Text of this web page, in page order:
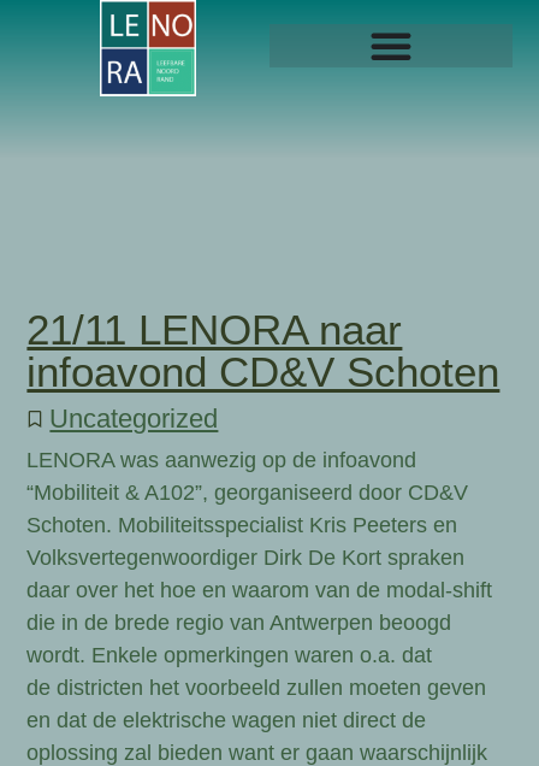
21/11 LENORA naar
infoavond CD&V Schoten
Uncategorized
LENORA was aanwezig op de infoavond
“Mobiliteit & A102”, georganiseerd door CD&V
Schoten. Mobiliteitsspecialist Kris Peeters en
Volksvertegenwoordiger Dirk De Kort spraken
daar over het hoe en waarom van de modal-shift
die in de brede regio van Antwerpen beoogd
wordt. Enkele opmerkingen waren o.a. dat
dedistricten het voorbeeld zullen moeten geven
en dat de elektrische wagen niet direct de
oplossing zal bieden want er gaan waarschijnlijk